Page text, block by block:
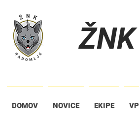
DOMOV NOVICE EKIPE